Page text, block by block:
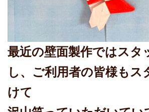
最近の壁面製作ではスタ
し、ご利用者の皆様もス
けて